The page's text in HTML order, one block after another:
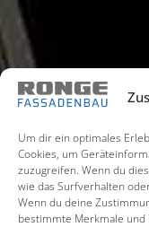
Um dir ein optimales
Cookies, um
zuzugreifen. Wenn du
wie das Surfverhalten
Wenn du deine
bestimmte Merkmale